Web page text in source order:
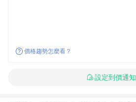
價格趨勢怎麼看？
設定到價通知